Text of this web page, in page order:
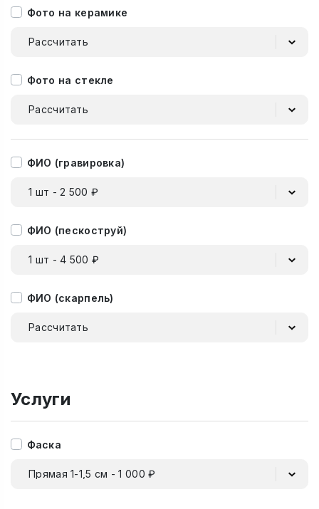
Фото на керамике
Рассчитать
Фото на стекле
Рассчитать
ФИО (гравировка)
1 шт - 2 500 ₽
ФИО (пескоструй)
1 шт - 4 500 ₽
ФИО (скарпель)
Рассчитать
Услуги
Фаска
Прямая 1-1,5 см - 1 000 ₽